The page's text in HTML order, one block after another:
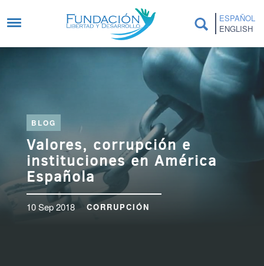
ESPAÑOL
ENGLISH
BLOG
Valores, corrupción e
instituciones en América
Española
10 Sep 2018 CORRUPCIÓN